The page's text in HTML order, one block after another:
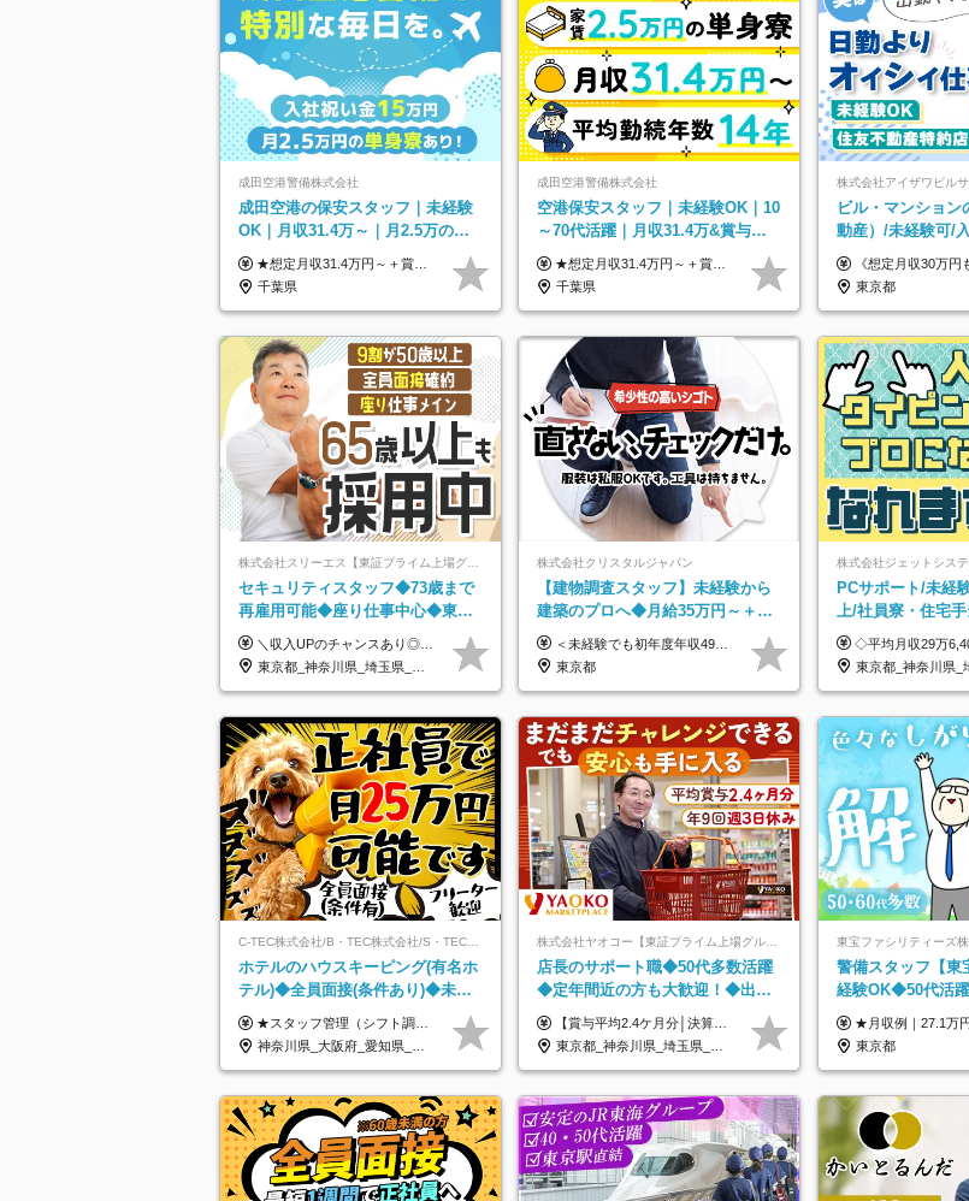
成田空港警備株式会社
成田空港の保安スタッフ｜未経験
OK｜月収31.4万～｜月2.5万の単
身寮｜住宅手当&家族手当｜入社
祝い金15万
★想定月収31.4万円～＋賞与年2回（59万円以上） ★入社お祝い金15万円支給 ★水道+光熱費無料の家賃がリーズナブルな社員寮(単身寮)あり！ ★住宅手当&家族手当あり 月給24万5000円以上(基本給21万1000円＋業務別手当35,000円)＋賞与年2回（賞与支給額：59万円以上を想定）＋残業代全額 ※みなし残業なし！残業代は全額支給します。 ※資格手当・深夜手当など、様々な手当をご用意しています。 ※入社お祝い金は１か月経過後、3ヶ月経過後、6ヶ月経過後に各5万円ずつ給与に加算して支給いたします。 ※指定の検定資格をお持ちの方には別途手当を支給します。入社後に取得した場合は給与に加算し支給します。 ・施設警備 1級7,000円 2級4,000円 ・交通誘導 1級7,000円 2級4,000円 ・雑踏警備 1級7,000円 2級4,000円 など
千葉県
成田空港警備株式会社
空港保安スタッフ｜未経験OK｜10
～70代活躍｜月収31.4万&賞与年2
回｜家族・住宅手当｜光熱費0円の
単身寮
★想定月収31.4万円～＋賞与年2回（59万円以上） ★入社お祝い金15万円支給 ★水道+光熱費無料の家賃がリーズナブルな社員寮(単身寮)あり！ 月給24万5000円以上(基本給21万1000円＋業務別手当35,000円)＋賞与年2回（賞与支給額：59万円以上を想定）＋残業代全額 ※みなし残業なし！残業代は全額支給します。 ※資格手当・深夜手当など、様々な手当をご用意しています。 ※入社お祝い金は１か月経過後、3ヶ月経過後、6ヶ月経過後に各5万円ずつ給与に加算して支給いたします。 ※指定の検定資格をお持ちの方には別途手当を支給します。入社後に取得した場合は給与に加算し支給します。 ・施設警備 1級7,000円 2級4,000円 ・交通誘導 1級7,000円 2級4,000円 ・雑踏警備 1級7,000円 2級4,000円 など
千葉県
株式会社アイザワビル
ビル・マンション
動産）/未経験可/
円/月収30万円可/
躍/S102
《想定月収30万円も可能！/想定年収380万円》 ■月給24万5000円以上＋賞与年2回(2カ月/2025年実績)＋時間外手当＋資格手当＋役職手当＋交通費 ………… ≪昇給、賞与、および各種諸手当について≫ ◇入社お祝い金（10万円 ※3カ月精勤後支給） ◇昇給/年1回 ◇賞与/年2回(2カ月/2025年実績) ◇時間外手当 ◇資格手当 └・ビル設備管理技能士1級（1万円/月） ・ビル設備管理技能士2級（5000円/月） ・建築物環境衛生管理技術者（1万円/月） ・防火管理技能者（3000円/月） ・消防設備士乙4類（3000円/月） 他 ◇役職手当 └・班長/サブリーダー/リーダー（5000円～2万円/
東京都
セキュリティスタッフ◆73歳まで
再雇用可能◆座り仕事中心◆東証
プライム上場G◆応募者全員面接
◆賞与年2回
＼収入UPのチャンスあり◎昇給も可能です！／ ◆正社員 月給(地域による）＋グレード手当、深夜手当、残業代（全額支給）等の各種手当＋賞与年2回 ＜東京都／神奈川県（横浜市）＞ 月給21万4000円～27万円 ＜埼玉県／千葉県＞ 月給19万90000円～25万1000円 ＜栃木県／茨城県／山梨県＞ 月給18万4000円～23万6000円 【試用期間】 正社員：3ヵ月 アルバイト：なし ※試用期間と本採用後の給与・待遇に差異はありません ※グレード手当、深夜手当の詳細額は面接にてご案内させていただきます ※正社員は60歳定年のため、60代の方は嘱託社員での採用です。給与条件は嘱託給与となり、退職金と賞与がありません ＼正社員は「グレード認定制」という評価あり！制度勤続年数等に応じて入社時から手当を支給／ ◆グレードI：＋2000円（入社時～） ◆グレードII：＋5000円（在籍1年以上＆当社基準に当てはまる方） ◆グレードIII：＋1万円（社内試験の合格者） ◆アルバイト・パート 東京都:時給1226円 神奈川県:時給1225円 千葉県：時給1140円 埼玉県:時給1141円 栃木県:1068円 茨城県:1074円 山梨県:1052円
東京都_神奈川県_埼玉県_千葉県_茨城県_栃木県_山梨県
株式会社クリスタルジャパン
【建物調査スタッフ】未経験から
建築のプロへ◆月給35万円～＋賞
与年2回◆官公庁・UR直取引◆残
業月10h
＜未経験でも初年度年収490万円～＞ ◆月給35万円～65万円＋賞与年2回（7月・12月） 【なぜ未経験に35万円を払えるのか】 UR都市機構様・日本郵政様・官公庁との直取引で中間マージンがなく、修繕・緊急対応だけで年4,000～5,000件。仕事が途切れない基盤があるため、調査を担う人材に相応の給与を支払えます。 【昇給について】 年齢や社歴ではなく、成長と貢献に応じて昇給する仕組みです。1回の昇給で年収100万円UPした社員もいます。 ※経験・スキルに応じて加給・優遇いたします ※試用期間3ヶ月（その間の給与・待遇に差異はありません） ※上記月給には、固定残業代（月45時間分／8.8万円～16.5万円）を含みます。超過分は別途全額支給します ※実際の残業は月平均10時間程度です。固定残業代は残業の有無にかかわらず全額支給します 【固定残業代について】 固定残業45時間分（88,000円～165,000円）を含む ※超過分は別途全額支給
東京都
株式会社ジェットシス
PCサポート/未経
上/社員寮・住宅
ビューOK/20代～
募集
◇平均月収29万6,400円(各種手当含む) ◇住宅手当⇒最大家賃の半額支給 ◇賞与年2回支給 ■月給22万5,000円以上＋地域手当＋時間外手当＋住宅手当＋家族手当 ※経験やスキルに応じて給与を決定します ※試用期間2ヶ月あり（期間内は時給1,060円以上となります） └地域により上がる可能性があり／例：東京都時給1,370円 └その他待遇に差異な
東京都_神奈川県_埼玉県_千葉県_大阪府_愛知県_北海道_青森県_岩手県_宮城県_秋田県_山形県_福島県_茨城県_群馬県_新潟県_山梨県_長野県_富山県_石川県_静岡県_岐阜県_三重県_兵庫県_京都府_滋賀県_奈良県_和歌山県_広島県_岡山県_鳥取県_島根県_山口県
C-TEC株式会社/B・TEC株式会社/S・TEC株式会社【合同募集】
ホテルのハウスキーピング(有名ホ
テル)◆全員面接(条件あり)◆未経
験OK◆リゾート地も選べる◆月25
万円
★スタッフ管理（シフト調整など）の経験があれば【月給28万円以上】 ★賞与支給実績：基本給の2ヶ月分～3ヶ月分 ＝＝ライフスタイルに合わせて働き方を選べます＝＝ ■正社員 ＜未経験者＞月給25万円(寮なしの場合)～35万円＋賞与年2回 ＜経験者＞月給28万円～35万円＋賞与年2回 ※寮をご利用の場合は月給22万円～ ※経験やスキルに応じて決定します ※残業代全額支給 ※試用期間（3ヶ月間）中の雇用形態や待遇に差異はありません ※正社員の場合、転勤の可能性あり ■契約社員 月給22万円～＋残業代全額支給 ※契約社員の場合、賞与の支給および転勤の可能性はありません ※勤務時間や勤務日数の希望があればご相談に応じます ※試用期間なし ※契約の更新 有(勤務状況により判断する) 更新上限 有(通算契約期間の上限 1年/更新回数の上限 なし)
神奈川県_大阪府_愛知県_北海道_兵庫県_京都府_広島県_福岡県_大分県_宮崎県_鹿児島県_沖縄県
株式会社ヤオコー【東証プライム上場グループ】
店長のサポート職◆50代多数活躍
◆定年間近の方も大歓迎！◆出勤
はお昼から◆平均賞与2.4ヶ月分◆
残業少なめ
【賞与平均2.4ケ月分│決算賞与も20年以上連続で支給中！】 ＜月収例＞ 月収29万円（地域限定正社員／残業代・各種手当含む） 月収26万円（契約社員／残業代・各種手当含む） ◆月給：月給258,400円～361,500円＋残業代＋各種手当 ※給与は前職での経験、スキルを考慮し、決定します ※残業代は全額支給します ※契約社員としてご入社いただく方は、賞与額に差異あり。詳細は面接でお話しします ※試用期間3ヶ月あり。条件に変更はありません ※契約社員の場合：契約期間12カ月（更新あり） ※60歳未満でご入社いただいた方も、60歳になったタイミングで雇用形態は契約社員に切り替えとなります。
東京都_神奈川県_埼玉県_千葉県_茨城県_栃木県_群馬県
警備スタッフ【東
経験OK◆50代活
分休み◆8割が座
回
★月収例｜27.1万円（月給+残業代2.4万円+資格手当0.2万円+家族手当0.85万円） ★賞与年2回＆充実した手当あり！ ■月給23万6,500円～＋賞与年2回＋各種手当 ┗月給には職務手当19,500円、調整手当15,000円、住宅手当18,500円、契約社員手当1,500円を含みます ※試用期間4ヶ月(期間中の給与・待遇の差異はありません) ━━━━━━━━━━ 各種手当も充実！ ━━━━━━━━━━ ★家族手当 ★役付手当 ★資格手当 ★年末年始勤務手当 ★交通費支給（月5万円以内／6ヶ月分の定期代を支給） ★残業・
東京都